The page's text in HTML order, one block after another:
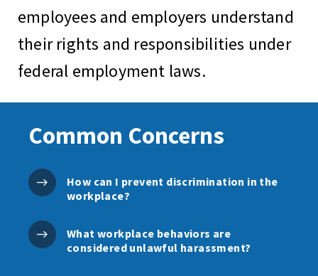
employees and employers understand
their rights and responsibilities under
federal employment laws.
Common Concerns
How can I prevent discrimination in the
workplace?
What workplace behaviors are
considered unlawful harassment?